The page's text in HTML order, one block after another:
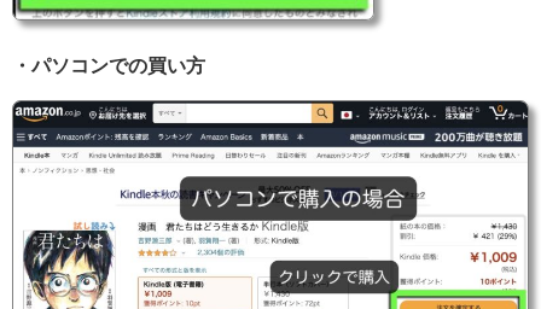
・パソコンでの買い方